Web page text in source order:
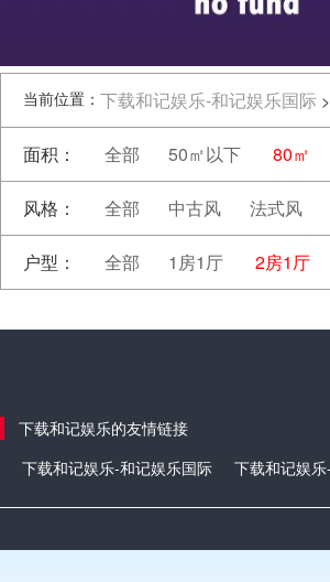
当前位置： 下载和记娱乐-和记娱乐国际 >
面积： 全部 50㎡以下 80㎡
风格： 全部 中古风 法式风
户型： 全部 1房1厅 2房1厅
下载和记娱乐的友情链接
下载和记娱乐-和记娱乐国际
下载和记娱